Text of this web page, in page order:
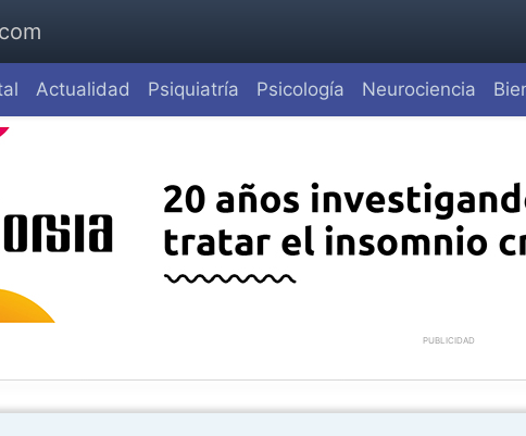
Actualidad Psiquiatría Psicología Neurociencia
PUBLICIDAD